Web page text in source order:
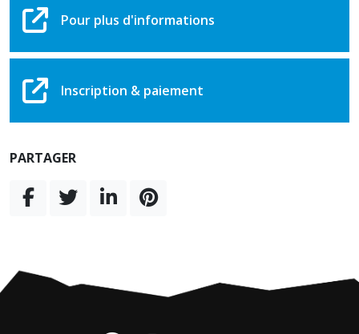
Pour plus d'informations
Inscription & paiement
PARTAGER